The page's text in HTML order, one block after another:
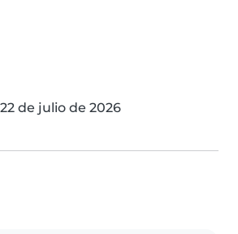
22 de julio de 2026